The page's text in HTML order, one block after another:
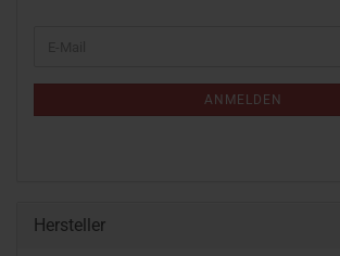
ANMELDEN
Hersteller